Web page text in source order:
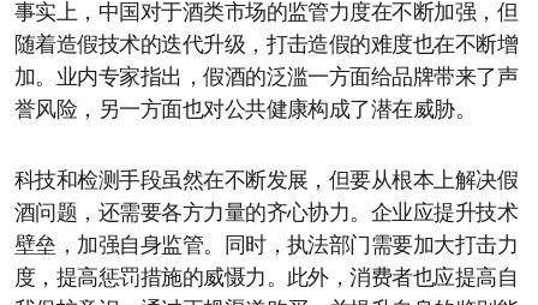
事实上，中国对于酒类市场的监管力度在不断加强，但
随着造假技术的迭代升级，打击造假的难度也在不断增
加。业内专家指出，假酒的泛滥一方面给品牌带来了声
誉风险，另一方面也对公共健康构成了潜在威胁。
科技和检测手段虽然在不断发展，但要从根本上解决假
酒问题，还需要各方力量的齐心协力。企业应提升技术
壁垒，加强自身监管。同时，执法部门需要加大打击力
度，提高惩罚措施的威慑力。此外，消费者也应提高自